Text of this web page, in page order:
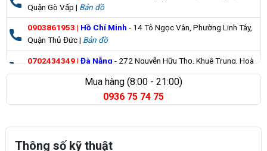
Quận Gò Vấp | Bản đồ
0903861953 | Hồ Chí Minh - 14 Tô Ngọc Vân, Phường Linh Tây,
Quận Thủ Đức | Bản đồ
0702434349| Đà Nẵng - 272 Nguyễn Hữu Thọ, Khuê Trung, Hoà
Cường |Bản đồ
Mua hàng (8:00 - 21:00)
0936 75 74 75
Thông số kỹ thuật